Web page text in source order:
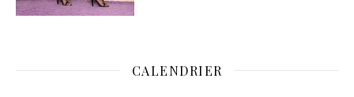
CALENDRIER